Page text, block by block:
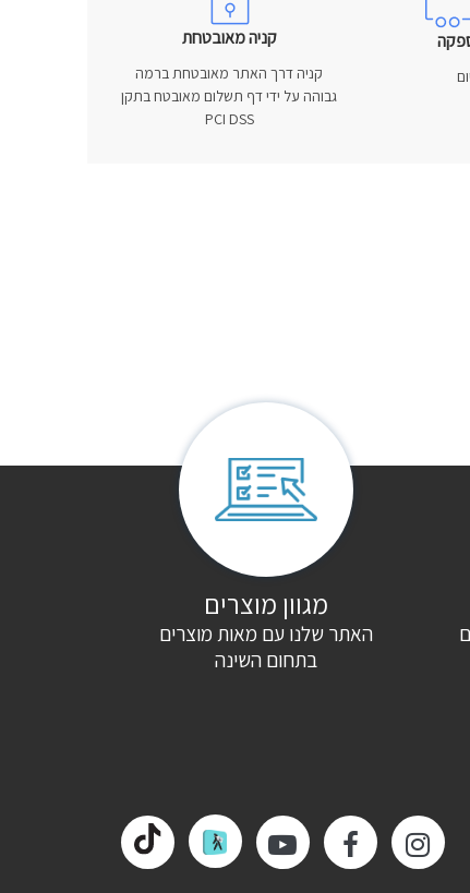
קניה מאובטחת
קניה דרך האתר מאובטחת ברמה
גבוהה על ידי דף תשלום מאובטח בתקן
PCI DSS
מגוון מוצרים
האתר שלנו עם מאות מוצרים
בתחום השינה